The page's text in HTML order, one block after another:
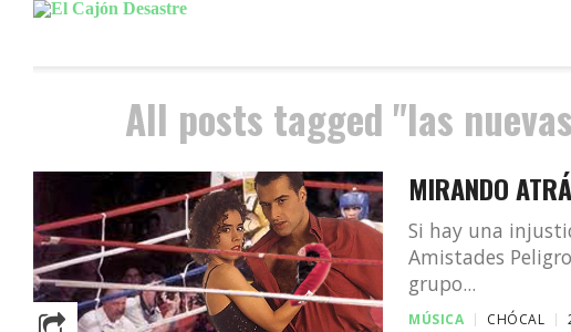
All posts tagged "las
MIRANDO
Si hay una
Amistades
grupo...
MÚSICA CHÓCAL